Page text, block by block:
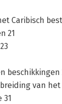
Caribisch
21
beschikkingen
van het
31